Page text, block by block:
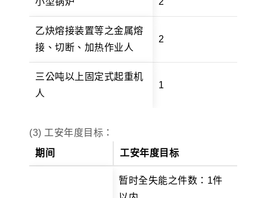
乙炔熔接装置等之金属熔
接、切断、加热作业人
2
三公吨以上固定式起重机
人
1
(3) 工安年度目标：
期间
工安年度目标
暂时全失能之件数：1件